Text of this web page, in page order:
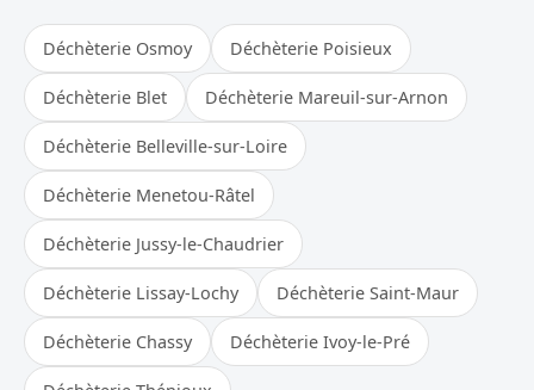
Déchèterie Osmoy Déchèterie Poisieux
Déchèterie Blet Déchèterie Mareuil-sur-Arnon
Déchèterie Belleville-sur-Loire
Déchèterie Menetou-Râtel
Déchèterie Jussy-le-Chaudrier
Déchèterie Lissay-Lochy Déchèterie Saint-Maur
Déchèterie Chassy Déchèterie Ivoy-le-Pré